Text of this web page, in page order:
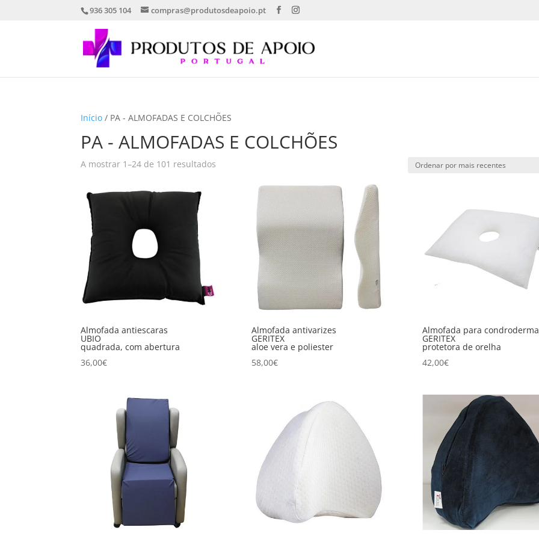
936 305 104 compras@produtosdeapoio.pt
Início / PA - ALMOFADAS E COLCHÕES
PA - ALMOFADAS E COLCHÕES
A mostrar 1–24 de 101 resultados
Almofada antiescaras
UBIO
quadrada, com abertura
36,00€
Almofada antivarizes
GERITEX
aloe vera e poliester
58,00€
Almofada para
GERITEX
protetora de orelha
42,00€